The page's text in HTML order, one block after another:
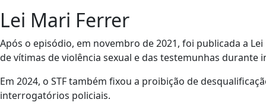
Lei Mari Ferrer
Após o episódio, em novembro de 2021, foi publicada a
de vítimas de violência sexual e das testemunhas
Em 2024, o STF também fixou a proibição de
interrogatórios policiais.